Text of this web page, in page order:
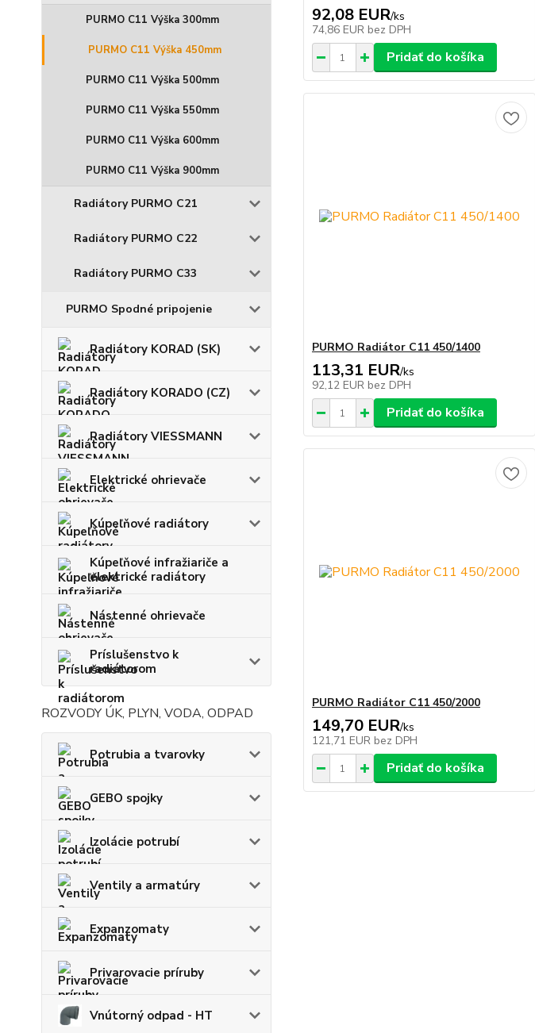
PURMO C11 Výška 300mm
PURMO C11 Výška 450mm
PURMO C11 Výška 500mm
PURMO C11 Výška 550mm
PURMO C11 Výška 600mm
PURMO C11 Výška 900mm
Radiátory PURMO C21
Radiátory PURMO C22
Radiátory PURMO C33
PURMO Spodné pripojenie
Radiátory KORAD (SK)
Radiátory KORADO (CZ)
Radiátory VIESSMANN
Elektrické ohrievače
Kúpeľňové radiátory
Kúpeľňové infražiariče a
elektrické radiátory
Nástenné ohrievače
Príslušenstvo k
radiátorom
ROZVODY ÚK, PLYN, VODA, ODPAD
Potrubia a tvarovky
GEBO spojky
Izolácie potrubí
Ventily a armatúry
Expanzomaty
Privarovacie príruby
Vnútorný odpad - HT
92,08 EUR/ks
74,86 EUR bez DPH
Pridať do košíka
PURMO Radiátor C11 450/1400
113,31 EUR/ks
92,12 EUR bez DPH
Pridať do košíka
PURMO Radiátor C11 450/2000
149,70 EUR/ks
121,71 EUR bez DPH
Pridať do košíka